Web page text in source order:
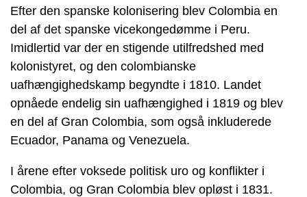
Efter den spanske kolonisering blev Colombia en
del af det spanske vicekongedømme i Peru.
Imidlertid var der en stigende utilfredshed med
kolonistyret, og den colombianske
uafhængighedskamp begyndte i 1810. Landet
opnåede endelig sin uafhængighed i 1819 og blev
en del af Gran Colombia, som også inkluderede
Ecuador, Panama og Venezuela.
I årene efter voksede politisk uro og konflikter i
Colombia, og Gran Colombia blev opløst i 1831.